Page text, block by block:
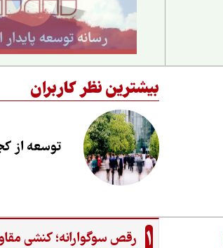
بیشترین نظر کاربران
توسعه از
1 رقص سوگوارانه؛ کنشی